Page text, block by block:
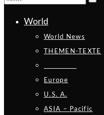
World
World News
THEMEN-TEXTE
Europe
U.S. A.
ASIA – Pacific